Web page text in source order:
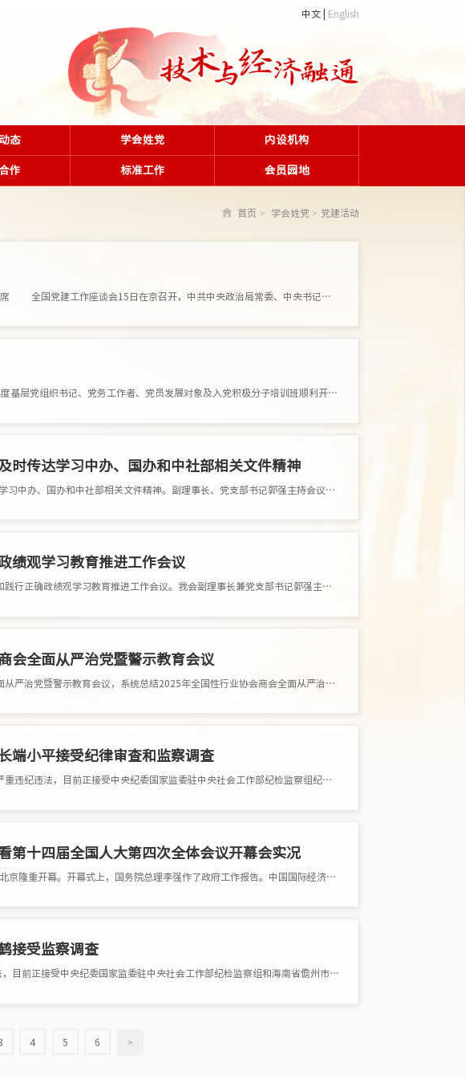
中文 English
态 学会姓党 内设机构
作 标准工作 会员园地
首页 学会姓党 党建活动
全国党建工作座谈会在京召开 蔡奇出席并讲话 李希出席 全国党建工作座谈会15日在京召开，中共中央政治局常委、中央书记处书记蔡奇出席会�
全国性行业协会商会第七、第六、第十联合党委2026年度基层党组织书记、党务工作者、党员发展对象及入党积极分子培训班顺利开班 2026年5月25日，全�
时传达学习中办、国办和中社部相关文件精神
2026年4月20日下午，我会党支部召开专题会议，组织学习中办、国办和中社部相关文件精神。副理事长、党支部书记郭强主持会议。 会议传达了4月16日第
绩观学习教育推进工作会议
3月26日下午，我会党支部在三楼会议室召开开展树立和践行正确政绩观学习教育推进工作会议。我会副理事长兼党支部书记郭强主持会议。 会议学习传�
会全面从严治党暨警示教育会议
近日，中央社会工作部召开全国性行业协会商会全面从严治党暨警示教育会议，系统总结2025年全国性行业协会商会全面从严治党工�
端小平接受纪律审查和监察调查
中国纺织工业联合会党委常委、副会长端小平涉嫌严重违纪违法，目前正接受中央纪委国家监委驻中央社会工作部纪检监察组纪律�
第十四届全国人大第四次全体会议开幕会实况
3月5日，第十四届全国人民代表大会第四次全体会议在北京隆重开幕。开幕式上，国务院总理李强作了政府工作报告。中国国际经济技术合作促进会海南
接受监察调查
中国制药装备行业协会副秘书长遆倩鹤涉嫌严重违法，目前正接受中央纪委国家监委驻中央社会工作部纪检监察组和海南省儋州市监察�
4 5 6 >